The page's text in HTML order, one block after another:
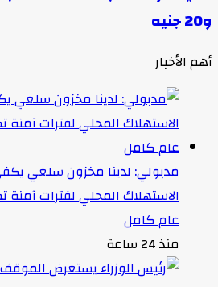
و20 جنيه
أهم الأخبار
مدبولي: لدينا مخزون سلعي
الاستهلاك المحلي لفترات
عام كامل
منذ 24 ساعة